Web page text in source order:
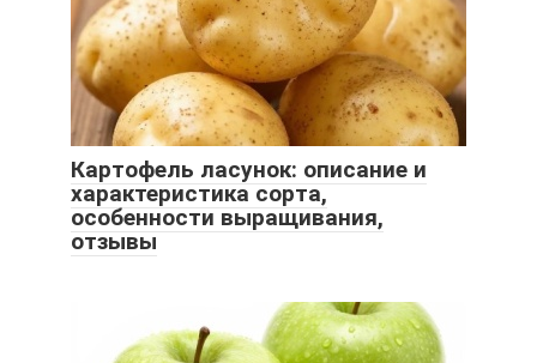
Картофель ласунок: описание и
характеристика сорта,
особенности выращивания,
отзывы